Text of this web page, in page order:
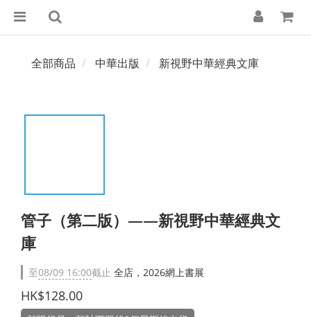
全部商品 中華出版 新視野中華經典文庫
管子（第二版）——新視野中華經典文
庫
至08/09 16:00截止 全店，2026網上書展
HK$128.00